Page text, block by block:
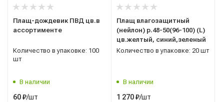
Плащ-дождевик ПВД цв.в
ассортименте
Количество в упаковке: 100
шт
В наличии
60₽/шт
Плащ влагозащитный
(нейлон) р.48-50(96-100) (L)
цв.желтый, синий,зеленый
Количество в упаковке: 20 шт
В наличии
1 270₽/шт